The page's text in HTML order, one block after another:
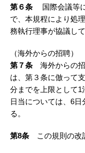
第６条 国際会議等
で、本規程により処
務執行理事が協議して
（海外からの招聘）
第７条 海外からの
は、第３条に倣って
分までを上限として1
日当については、6
る。
第8条 この規則の改